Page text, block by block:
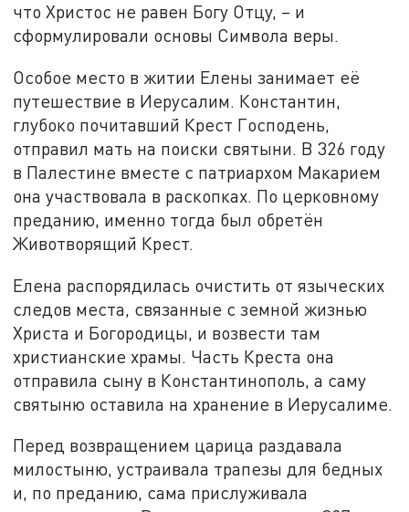
что Христос не равен Богу Отцу, – и
сформулировали основы Символа веры.
Особое место в житии Елены занимает её
путешествие в Иерусалим. Константин,
глубоко почитавший Крест Господень,
отправил мать на поиски святыни. В 326 году
в Палестине вместе с патриархом Макарием
она участвовала в раскопках. По церковному
преданию, именно тогда был обретён
Животворящий Крест.
Елена распорядилась очистить от языческих
следов места, связанные с земной жизнью
Христа и Богородицы, и возвести там
христианские храмы. Часть Креста она
отправила сыну в Константинополь, а саму
святыню оставила на хранение в Иерусалиме.
Перед возвращением царица раздавала
милостыню, устраивала трапезы для бедных
и, по преданию, сама прислуживала